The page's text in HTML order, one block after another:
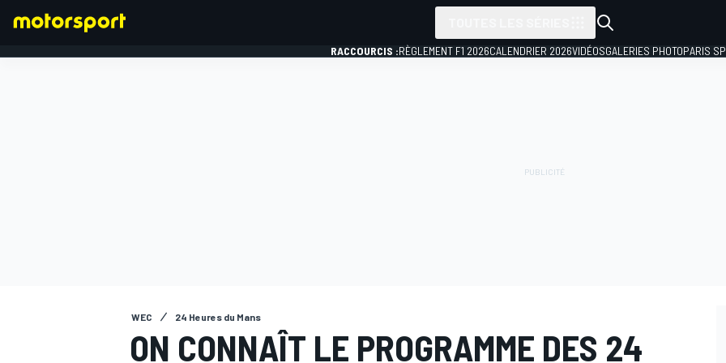
RACCOURCIS :RÈGLEMENT F1 2026CALENDRIER 2026VIDÉOSGALERIES PHOTOPARIS
WEC 24 Heures du Mans
ON CONNAÎT LE PROGRAMME DES 24